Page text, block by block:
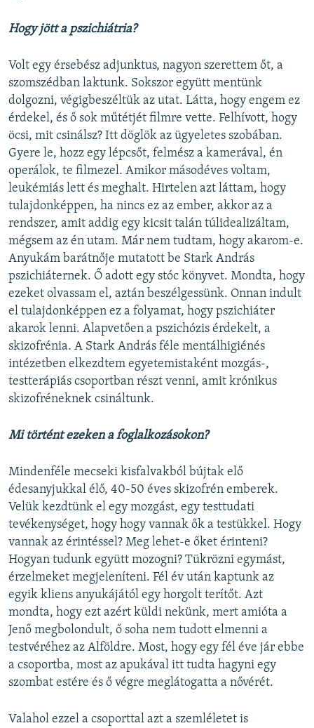
Hogy jött a pszichiátria?
Volt egy érsebész adjunktus, nagyon szerettem őt, a
szomszédban laktunk. Sokszor együtt mentünk
dolgozni, végigbeszéltük az utat. Látta, hogy engem ez
érdekel, és ő sok műtétjét filmre vette. Felhívott, hogy
öcsi, mit csinálsz? Itt döglök az ügyeletes szobában.
Gyere le, hozz egy lépcsőt, felmész a kamerával, én
operálok, te filmezel. Amikor másodéves voltam,
leukémiás lett és meghalt. Hirtelen azt láttam, hogy
tulajdonképpen, ha nincs ez az ember, akkor az a
rendszer, amit addig egy kicsit talán túlidealizáltam,
mégsem az én utam. Már nem tudtam, hogy akarom-e.
Anyukám barátnője mutatott be Stark András
pszichiáternek. Ő adott egy stóc könyvet. Mondta, hogy
ezeket olvassam el, aztán beszélgessünk. Onnan indult
el tulajdonképpen ez a folyamat, hogy pszichiáter
akarok lenni. Alapvetően a pszichózis érdekelt, a
skizofrénia. A Stark András féle mentálhigiénés
intézetben elkezdtem egyetemistaként mozgás-,
testterápiás csoportban részt venni, amit krónikus
skizofréneknek csináltunk.
Mi történt ezeken a foglalkozásokon?
Mindenféle mecseki kisfalvakból bújtak elő
édesanyjukkal élő, 40-50 éves skizofrén emberek.
Velük kezdtünk el egy mozgást, egy testtudati
tevékenységet, hogy hogy vannak ők a testükkel. Hogy
vannak az érintéssel? Meg lehet-e őket érinteni?
Hogyan tudunk együtt mozogni? Tükrözni egymást,
érzelmeket megjeleníteni. Fél év után kaptunk az
egyik kliens anyukájától egy horgolt terítőt. Azt
mondta, hogy ezt azért küldi nekünk, mert amióta a
Jenő megbolondult, ő soha nem tudott elmenni a
testvéréhez az Alföldre. Most, hogy egy fél éve jár ebbe
a csoportba, most az apukával itt tudta hagyni egy
szombat estére és ő végre meglátogatta a nővérét.
Valahol ezzel a csoporttal azt a szemléletet is